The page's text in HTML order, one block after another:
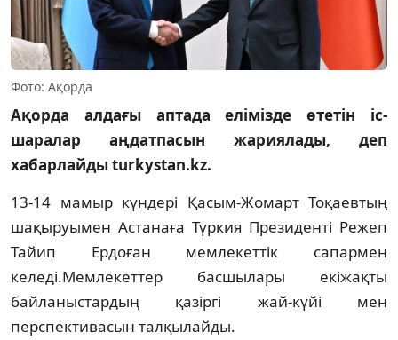
Фото: Ақорда
Ақорда алдағы аптада елімізде өтетін іс-
шаралар аңдатпасын жариялады, деп
хабарлайды turkystan.kz.
13-14 мамыр күндері Қасым-Жомарт Тоқаевтың
шақыруымен Астанаға Түркия Президенті Режеп
Тайип Ердоған мемлекеттік сапармен
келеді.Мемлекеттер басшылары екіжақты
байланыстардың қазіргі жай-күйі мен
перспективасын талқылайды.